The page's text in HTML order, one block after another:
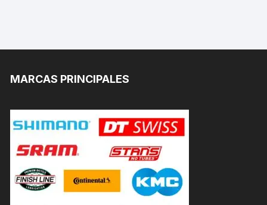
MARCAS PRINCIPALES